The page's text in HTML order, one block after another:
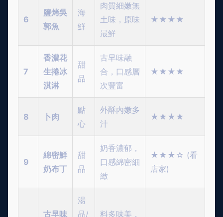
6
鹽烤吳
郭魚
海
鮮
肉質細嫩無
土味，原味
最鮮
★★★★
7
香濃花
生捲冰
淇淋
甜
品
古早味融
合，口感層
次豐富
★★★★
8 卜肉
點
心
外酥內嫩多
汁
★★★★
9
綿密鮮
奶布丁
甜
品
奶香濃郁，
口感綿密細
緻
★★★☆ (看
店家)
古早味
湯
品/
料多味美，